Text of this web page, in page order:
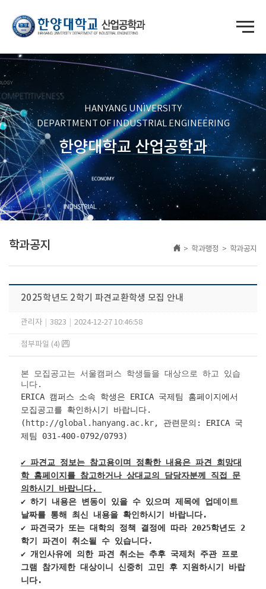
HANYANG UNIVERSITY
DEPARTMENT OF INDUSTRIAL ENGINEERING
한양대학교 산업공학과
학과공지 > 학과행정 > 학과공지
2025학년도 2학기 파견교환학생 모집 안내
관리자 3823 2024-12-27 10:46:58
첨부파일 (4)
본 모집공고는 서울캠퍼스 학생들을 대상으로 하고 있습
니다.
ERICA 캠퍼스 소속 학생은 ERICA 국제팀 홈페이지에서
모집공고를 확인하시기 바랍니다.
( http://global.hanyang.ac.kr,
관련문의: ERICA 국
제팀 031-400-0792/0793)
✔ 파견교 정보는 참고용이며 정확한 내용은 파견 희망대
학 홈페이지를 참고하거나 상대교의 담당자분께 직접 문
의하시기 바랍니다.
✔ 하기 내용은 변동이 있을 수 있으며 제목에 업데이트
날짜를 통해 최신 내용을 확인하시기 바랍니다.
✔ 파견국가 또는 대학의 정책 결정에 따라 2025학년도 2
학기 파견이 취소될 수 있습니다.
✔ 개인사유에 의한 파견 취소는 추후 국제처 주관 프로
그램 참가제한 대상이니 신중히 고민 후 지원하시기 바랍
니다.